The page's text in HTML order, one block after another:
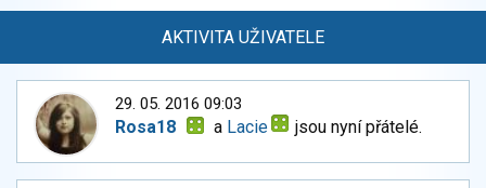
AKTIVITA UŽIVATELE
29. 05. 2016 09:03
Rosa18 a Lacie jsou nyní přátelé.